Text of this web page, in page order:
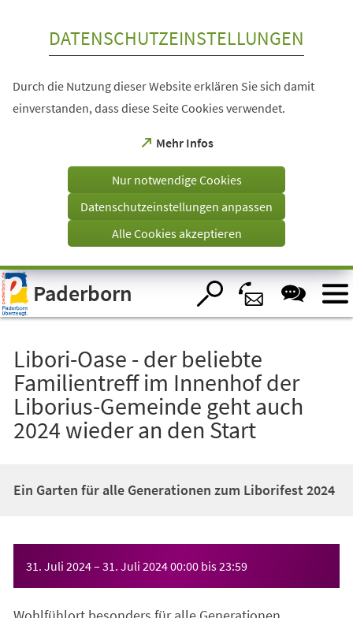
Visuelle
Assistenzsoftware
öffnen.
DATENSCHUTZEINSTELLUNGEN
Durch die Nutzung dieser Website erklären Sie sich damit
einverstanden, dass diese Seite Cookies verwendet.
Mehr Infos
(Öffnet
einem
Tab)
Nur notwendige Cookies
Datenschutzeinstellungen anpassen
Alle Cookies akzeptieren
Paderborn
Libori-Oase - der beliebte
Familientreff im Innenhof der
Liborius-Gemeinde geht auch
2024 wieder an den Start
Ein Garten für alle Generationen zum Liborifest 2024
31. Juli 2024– 31. Juli 202400:00 bis23:59